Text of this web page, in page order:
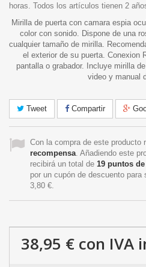
horas. Todos los artículos tienen 2
Mirilla de puerta con camara espia
color con sonido. Dispone de una
cualquier tamaño de mirilla.
el exterior de su puerta. Conexion
pantalla o grabador. Incluye mirilla
video y manual
Tweet Compartir
Con la compra de este producto
recompensa. Añadiendo este
recibirá un total de 19 puntos
por un cupón de descuento
3,80 €.
38,95 € con IVA